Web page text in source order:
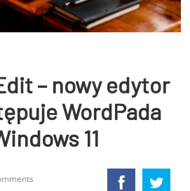
– nowy edytor
WordPada
11